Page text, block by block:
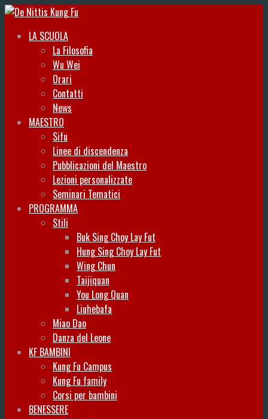
LA SCUOLA
La Filosofia
Wu Wei
Orari
Contatti
News
MAESTRO
Sifu
Linee di discendenza
Pubblicazioni del Maestro
Lezioni personalizzate
Seminari Tematici
PROGRAMMA
Stili
Buk Sing Choy Lay Fut
Hung Sing Choy Lay Fut
Wing Chun
Taijiquan
You Long Quan
Liuhebafa
Miao Dao
Danza del Leone
KF BAMBINI
Kung Fu Campus
Kung Fu family
Corsi per bambini
BENESSERE